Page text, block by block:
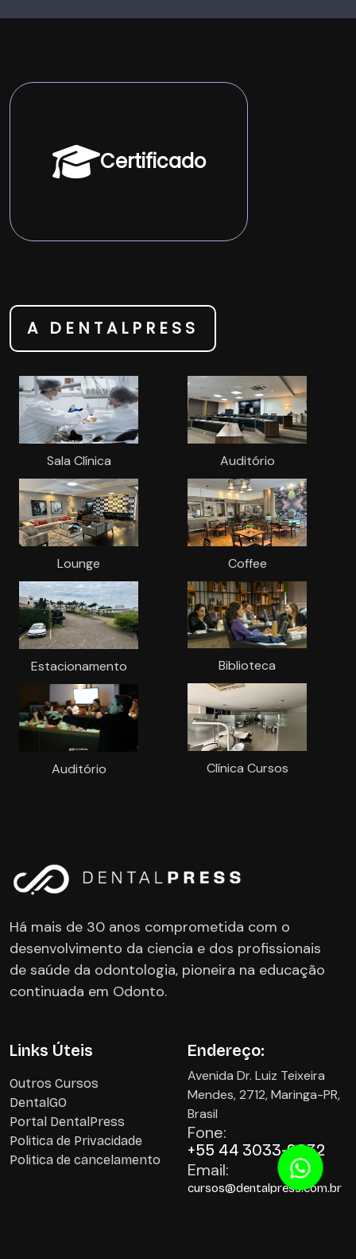
Certificado
A DENTALPRESS
Sala Clínica
Lounge
Estacionamento
Auditório
Auditório
Coffee
Biblioteca
Clínica Cursos
Há mais de 30 anos comprometida com o
desenvolvimento da ciencia e dos profissionais
de saúde da odontologia, pioneira na educação
continuada em Odonto.
Links Úteis
Outros Cursos
DentalGO
Portal DentalPress
Politica de Privacidade
Politica de cancelamento
Endereço:
Avenida Dr. Luiz Teixeira
Mendes, 2712, Maringa-PR,
Brasil
Fone:
+55 44 3033-9832
Email:
cursos@dentalpress.com.br